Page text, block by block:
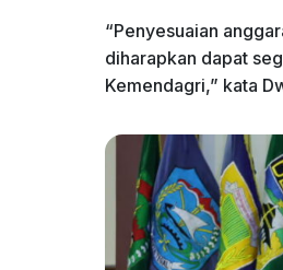
“​Penyesuaian
diharapkan dapat
Kemendagri,” kata